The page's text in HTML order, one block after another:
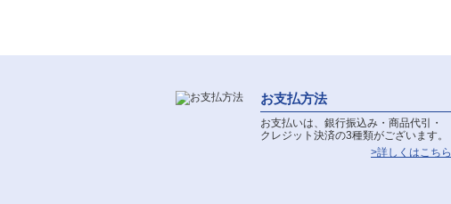
お支払方法
お支払いは、銀行振込み・商品代引・
クレジット決済の3種類がございます。
>詳しくはこちら